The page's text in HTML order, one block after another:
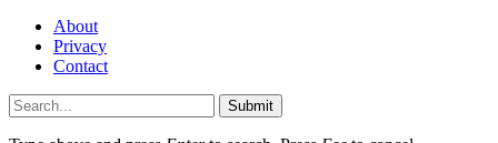
About
Privacy
Contact
Submit